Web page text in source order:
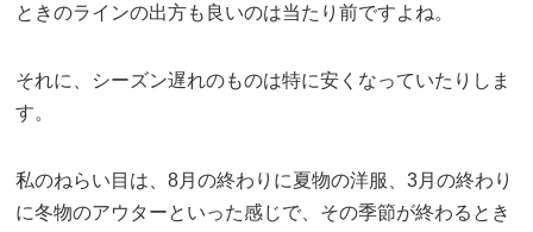
ときのラインの出方も良いのは当たり前ですよね。
それに、シーズン遅れのものは特に安くなっていたりしま
す。
私のねらい目は、8月の終わりに夏物の洋服、3月の終わり
に冬物のアウターといった感じで、その季節が終わるとき